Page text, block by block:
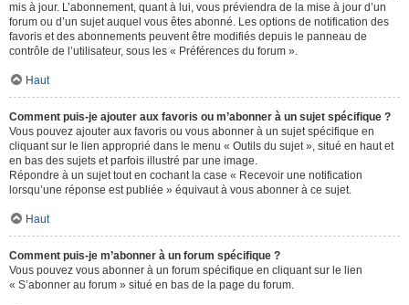
mis à jour. L’abonnement, quant à lui, vous préviendra de la mise à jour d’un
forum ou d’un sujet auquel vous êtes abonné. Les options de notification des
favoris et des abonnements peuvent être modifiés depuis le panneau de
contrôle de l’utilisateur, sous les « Préférences du forum ».
Haut
Comment puis-je ajouter aux favoris ou m’abonner à un sujet spécifique ?
Vous pouvez ajouter aux favoris ou vous abonner à un sujet spécifique en
cliquant sur le lien approprié dans le menu « Outils du sujet », situé en haut et
en bas des sujets et parfois illustré par une image.
Répondre à un sujet tout en cochant la case « Recevoir une notification
lorsqu’une réponse est publiée » équivaut à vous abonner à ce sujet.
Haut
Comment puis-je m’abonner à un forum spécifique ?
Vous pouvez vous abonner à un forum spécifique en cliquant sur le lien
« S’abonner au forum » situé en bas de la page du forum.